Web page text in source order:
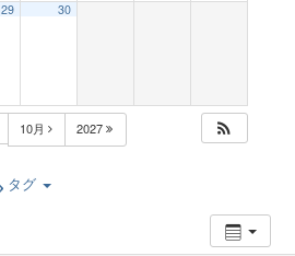
29 30
10月 2027
タグ